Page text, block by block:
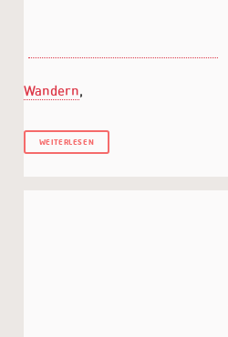
Wandern,
WEITERLESEN